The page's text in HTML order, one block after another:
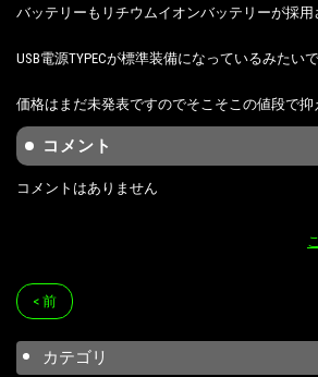
バッテリーもリチウムイオンバッテリーが採用
USB電源TYPECが標準装備になっているみたいで
価格はまだ未発表ですのでそこそこの値段で抑
コメント
コメントはありません
< 前
カテゴリ